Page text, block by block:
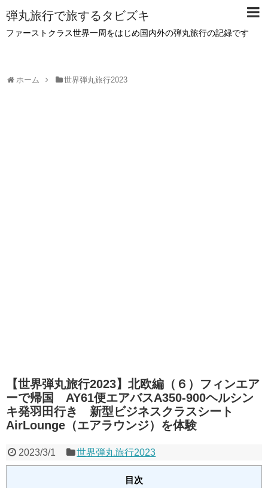
弾丸旅行で旅するタビズキ
ファーストクラス世界一周をはじめ国内外の弾丸旅行の記録です
ホーム 世界弾丸旅行2023
【世界弾丸旅行2023】北欧編（６）フィンエア
ーで帰国 AY61便エアバスA350-900ヘルシン
キ発羽田行き 新型ビジネスクラスシート
AirLounge（エアラウンジ）を体験
2023/3/1 世界弾丸旅行2023
目次